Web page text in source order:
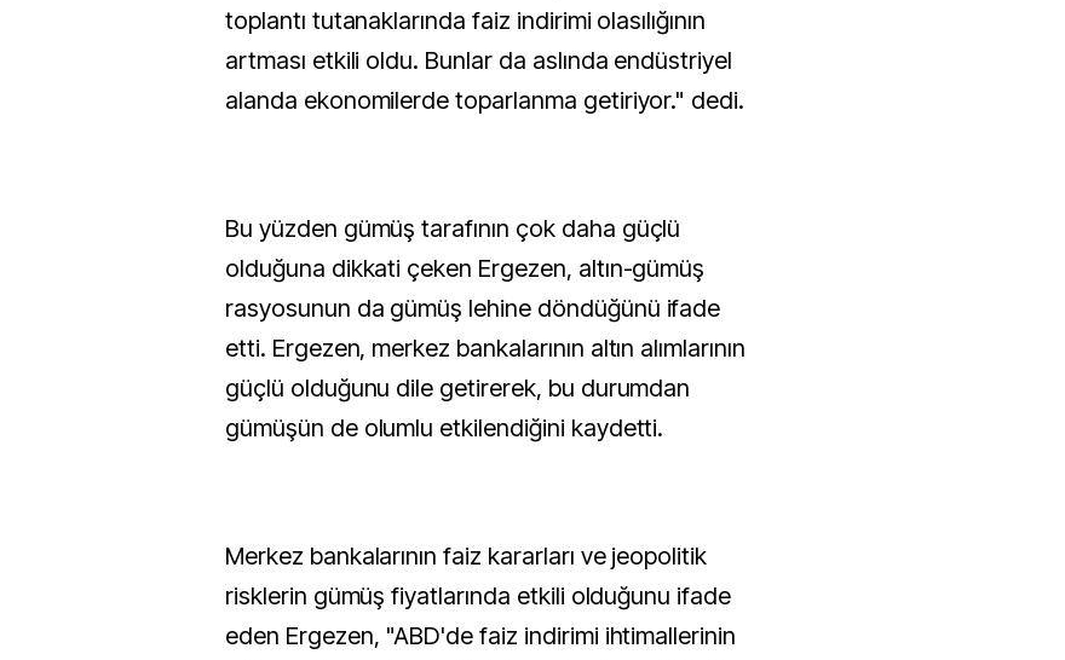
toplantı tutanaklarında faiz indirimi olasılığının
artması etkili oldu. Bunlar da aslında endüstriyel
alanda ekonomilerde toparlanma getiriyor." dedi.
Bu yüzden gümüş tarafının çok daha güçlü
olduğuna dikkati çeken Ergezen, altın-gümüş
rasyosunun da gümüş lehine döndüğünü ifade
etti. Ergezen, merkez bankalarının altın alımlarının
güçlü olduğunu dile getirerek, bu durumdan
gümüşün de olumlu etkilendiğini kaydetti.
Merkez bankalarının faiz kararları ve jeopolitik
risklerin gümüş fiyatlarında etkili olduğunu ifade
eden Ergezen, "ABD'de faiz indirimi ihtimallerinin